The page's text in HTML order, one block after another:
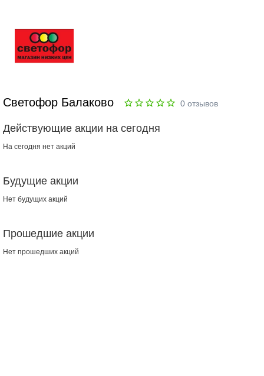
Светофор Балаково 0 отзывов
Действующие акции на сегодня
На сегодня нет акций
Будущие акции
Нет будущих акций
Прошедшие акции
Нет прошедших акций